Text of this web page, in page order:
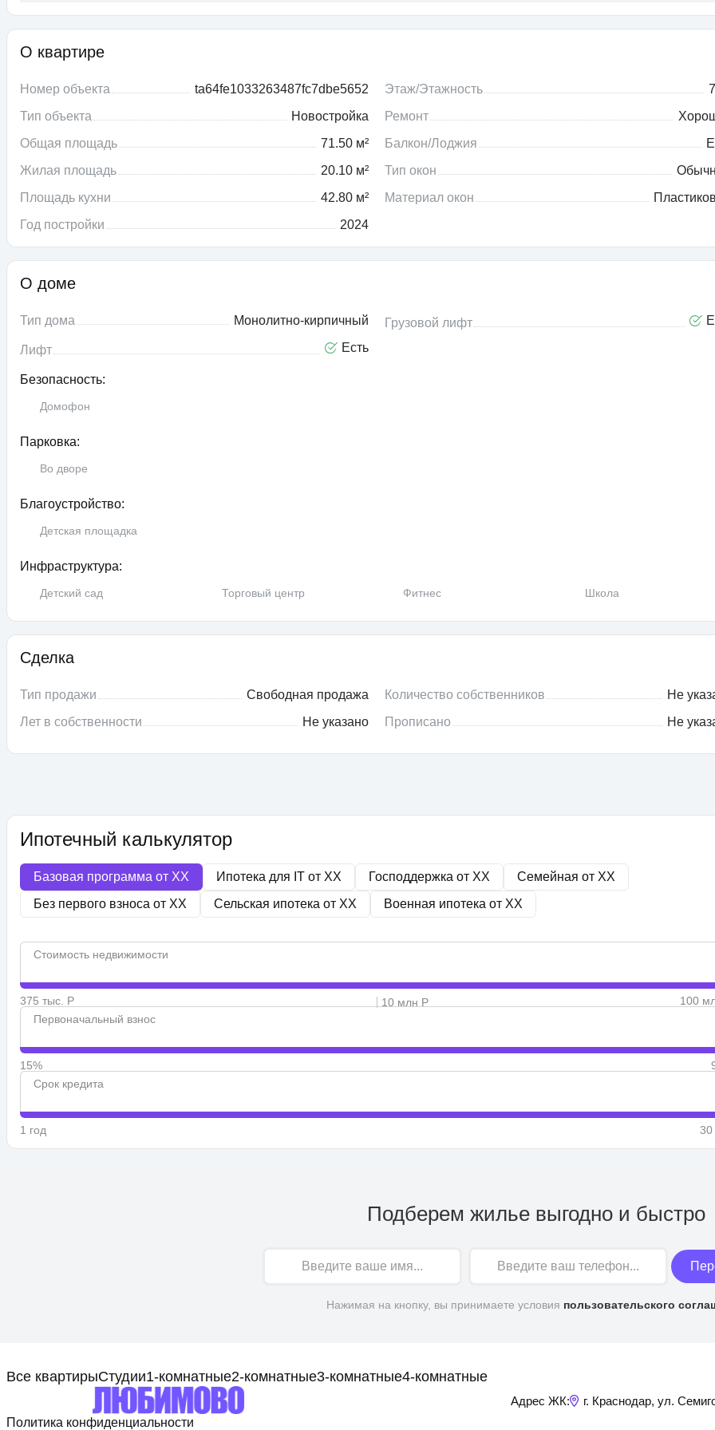
О квартире
Номер объекта
ta64fe1033263487fc7dbe5652
Тип объекта
Новостройка
Общая площадь
71.50 м²
Жилая площадь
20.10 м²
Площадь кухни
42.80 м²
Год постройки
2024
Этаж/Этажность
Ремонт
Балкон/Лоджия
Тип окон
Материал окон
О доме
Тип дома Монолитно-кирпичный
Лифт Есть
Грузовой лифт
Безопасность:
Домофон
Парковка:
Во дворе
Благоустройство:
Детская площадка
Инфраструктура:
Детский сад Торговый центр Фитнес Школа
Сделка
Тип продажи
Свободная продажа
Лет в собственности
Не указано
Количество собственников
Не
Прописано
Не
Ипотечный калькулятор
Базовая программа от XX Ипотека для IT от XX Господдержка от XX Семейная от XX
Без первого взноса от XX Сельская ипотека от XX Военная ипотека от XX
Стоимость недвижимости
375 тыс. Р 10 млн Р
100
Первоначальный взнос
15%
Срок кредита
1 год 30
Подберем жилье выгодно и быстро
Нажимая на кнопку, вы принимаете условия пользовательского
Все квартирыСтудии1-комнатные2-комнатные3-комнатные4-комнатные
Адрес ЖК:
г. Краснодар, ул.
Политика конфиденциальности